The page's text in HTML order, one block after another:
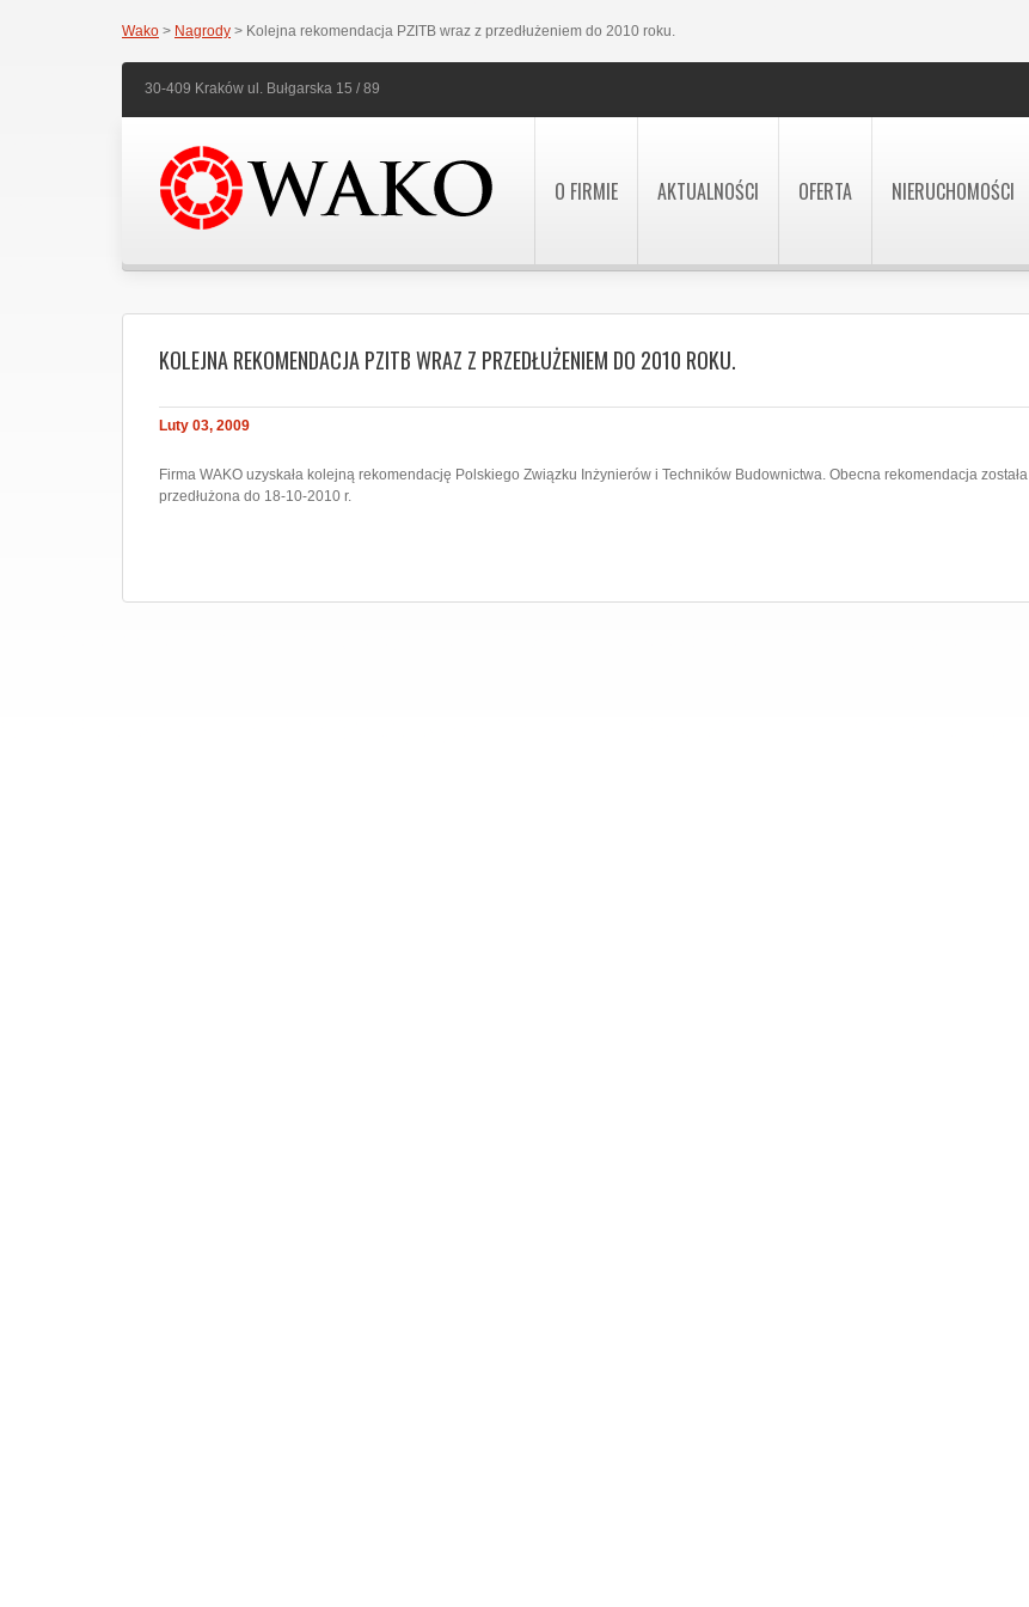
Wako > Nagrody > Kolejna rekomendacja PZITB wraz z przedłużeniem do 2010 roku.
30-409 Kraków ul. Bułgarska 15 / 89
O FIRMIE AKTUALNOŚCI OFERTA NIERUCHOMOŚCI
KOLEJNA REKOMENDACJA PZITB WRAZ Z PRZEDŁUŻENIEM DO 2010 ROKU.
Luty 03, 2009
Firma WAKO uzyskała kolejną rekomendację Polskiego Związku Inżynierów i Techników Budownictwa. Obecna rekomendacja została
przedłużona do 18-10-2010 r.